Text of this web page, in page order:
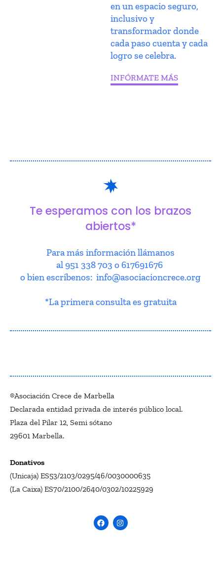
en un espacio seguro,
inclusivo y
transformador donde
cada paso cuenta y cada
logro se celebra.
INFÓRMATE MÁS
Te esperamos con los brazos
abiertos*
Para más información llámanos
al 951 338 703 o 617691676
o bien escríbenos: info@asociacioncrece.org
*La primera consulta es gratuita
®Asociación Crece de Marbella
Declarada entidad privada de interés público local.
Plaza del Pilar 12, Semi sótano
29601 Marbella.
Donativos
(Unicaja) ES53/2103/0295/46/0030000635
(La Caixa) ES70/2100/2640/0302/10225929